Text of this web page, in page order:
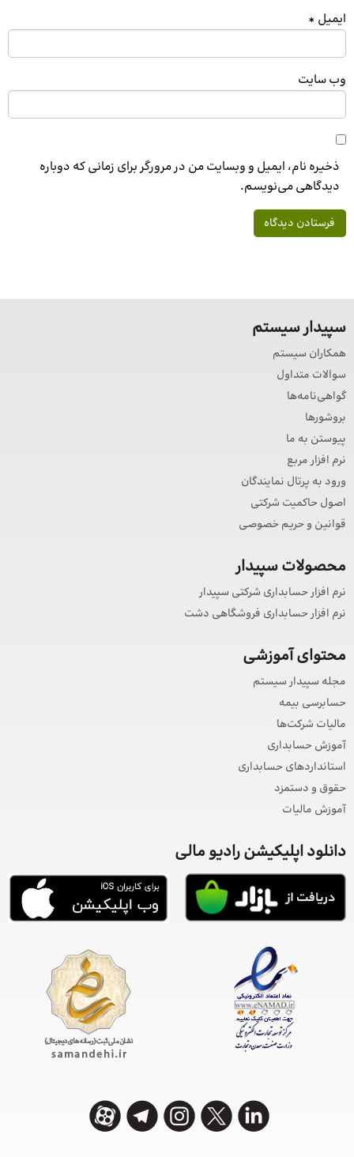
ایمیل *
وب‌ سایت
ذخیره نام، ایمیل و وبسایت من در مرورگر برای زمانی که دوباره
دیدگاهی می‌نویسم.
سپیدار سیستم
همکاران سیستم
سوالات متداول
گواهی‌نامه‌ها
بروشورها
پیوستن به ما
نرم افزار مربع
ورود به پرتال نمایندگان
اصول حاکمیت شرکتی
قوانین و حریم خصوصی
محصولات سپیدار
نرم افزار حسابداری شرکتی سپیدار
نرم افزار حسابداری فروشگاهی دشت
محتوای آموزشی
مجله سپیدار سیستم
حسابرسی بیمه
مالیات شرکت‌ها
آموزش حسابداری
استانداردهای حسابداری
حقوق و دستمزد
آموزش مالیات
دانلود اپلیکیشن رادیو مالی